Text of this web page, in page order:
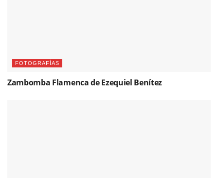
FOTOGRAFÍAS
Zambomba Flamenca de Ezequiel Benítez